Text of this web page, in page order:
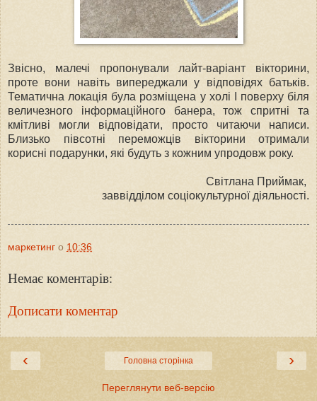
Звісно, малечі пропонували лайт-варіант вікторини,
проте вони навіть випереджали у відповідях батьків.
Тематична локація була розміщена у холі І поверху біля
величезного інформаційного банера, тож спритні та
кмітливі могли відповідати, просто читаючи написи.
Близько півсотні переможців вікторини отримали
корисні подарунки, які будуть з кожним упродовж року.
Світлана Приймак,
заввідділом соціокультурної діяльності.
маркетинг о 10:36
Немає коментарів:
Дописати коментар
‹ ›
Головна сторінка
Переглянути веб-версію